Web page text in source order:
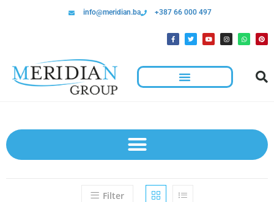
info@meridian.ba +387 66 000 497
Filter